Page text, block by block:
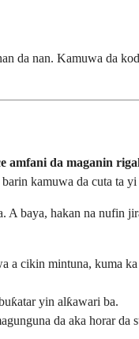
da nan. Kamuwa da
amfani da maganin
kamuwa da cuta ta
A baya, hakan na nufin
a cikin mintuna, kuma
yin alƙawari ba.
da aka horar da